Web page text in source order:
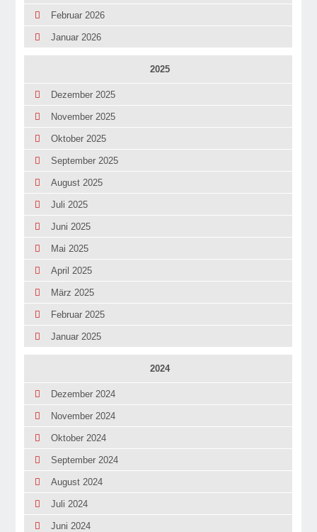
Februar 2026
Januar 2026
2025
Dezember 2025
November 2025
Oktober 2025
September 2025
August 2025
Juli 2025
Juni 2025
Mai 2025
April 2025
März 2025
Februar 2025
Januar 2025
2024
Dezember 2024
November 2024
Oktober 2024
September 2024
August 2024
Juli 2024
Juni 2024